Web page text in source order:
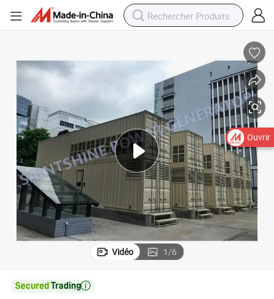
Vidéo 1/6

Ouvrir